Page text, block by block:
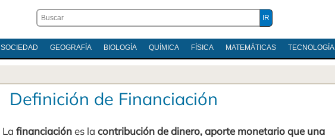
SOCIEDAD GEOGRAFÍA BIOLOGÍA QUÍMICA FÍSICA MATEMÁTICAS TECNOLOGÍA
Definición de Financiación
La financiaciónes la contribución de dinero, aporte monetario que una